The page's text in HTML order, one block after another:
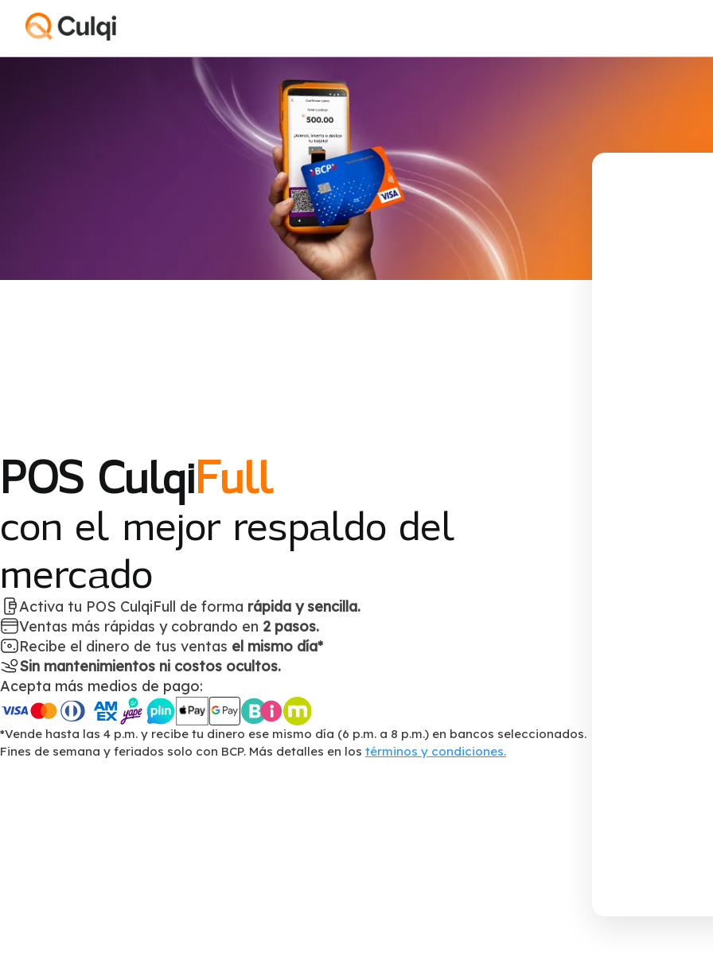
POS CulqiFull
con el mejor respaldo del
mercado
Activa tu POS CulqiFull de forma rápida y sencilla.
Ventas más rápidas y cobrando en 2 pasos.
Recibe el dinero de tus ventas el mismo día*
Sin mantenimientos ni costos ocultos.
Acepta más medios de pago:
*Vende hasta las 4 p.m. y recibe tu dinero ese mismo día (6 p.m. a 8 p.m.) en bancos seleccionados.
Fines de semana y feriados solo con BCP. Más detalles en los términos y condiciones.